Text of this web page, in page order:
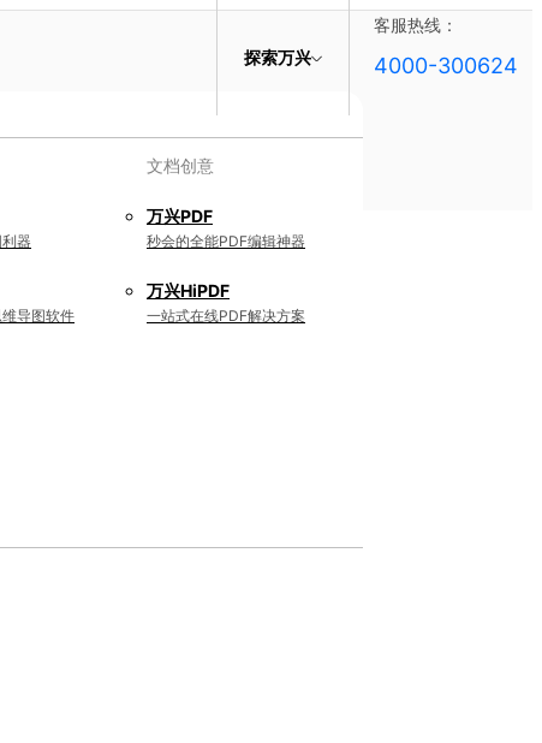
探索万兴
客服热线：
4000-300624
器
导图软件
文档创意
万兴PDF
秒会的全能PDF编辑神器
万兴HiPDF
一站式在线PDF解决方案